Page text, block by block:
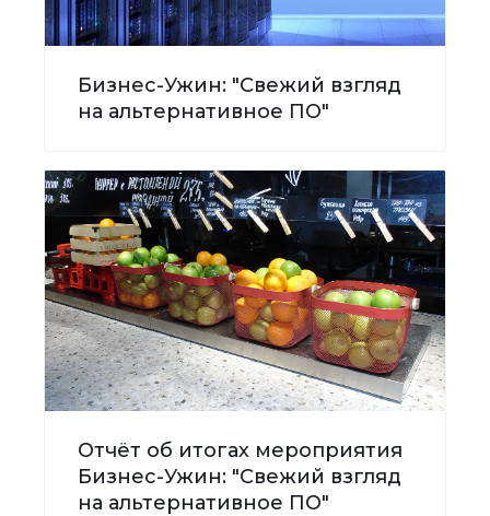
Бизнес-Ужин: "Свежий взгляд
на альтернативное ПО"
Отчёт об итогах мероприятия
Бизнес-Ужин: "Свежий взгляд
на альтернативное ПО"